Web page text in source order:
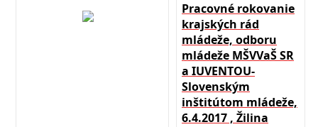
Pracovné rokovanie
krajských rád
mládeže, odboru
mládeže MŠVVaŠ SR
a IUVENTOU-
Slovenským
inštitútom mládeže,
6.4.2017 , Žilina